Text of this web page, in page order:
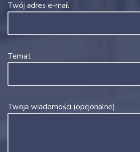
Twój adres e-mail
Temat
Twoja wiadomości (opcjonalne)